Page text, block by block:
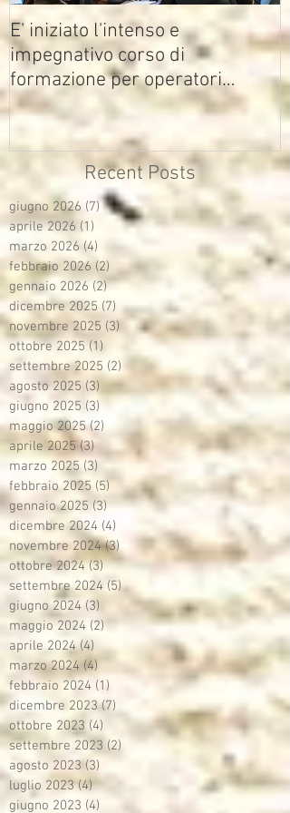
E' iniziato l'intenso e
impegnativo corso di
formazione per operatori
multimediali Avisco
Recent Posts
giugno 2026 (7)7 post
aprile 2026 (1) 1 post
marzo 2026 (4) 4 post
febbraio 2026 (2) 2 post
gennaio 2026 (2)2 post
dicembre 2025 (7) 7 post
novembre 2025 (3) 3 post
ottobre 2025 (1)
settembre 2025 (2) 2 post
agosto 2025 (3) 3 post
giugno 2025 (3)3 post
maggio 2025 (2) 2 post
aprile 2025 (3)3 post
marzo 2025 (3) 3 post
febbraio 2025 (5) 5 post
gennaio 2025 (3)3 post
dicembre 2024 (4)
novembre 2024 (3)3 post
ottobre 2024 (3)3 post
settembre 2024 (5)5 post
giugno 2024 (3)
maggio 2024 (2)2 post
aprile 2024 (4) 4 post
marzo 2024 (4) 4 post
febbraio 2024 (1)
dicembre 2023 (7)
ottobre 2023 (4) 4 post
settembre 2023 (2) 2 post
agosto 2023 (3)
luglio 2023 (4)4 post
giugno 2023 (4)